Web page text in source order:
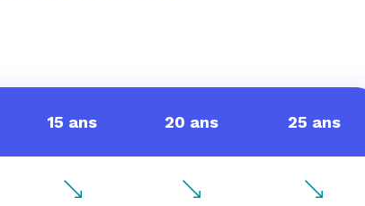
!
! de crédits
15 ans 20 ans 25 ans